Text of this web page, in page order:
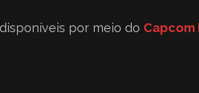
por meio do Capcom